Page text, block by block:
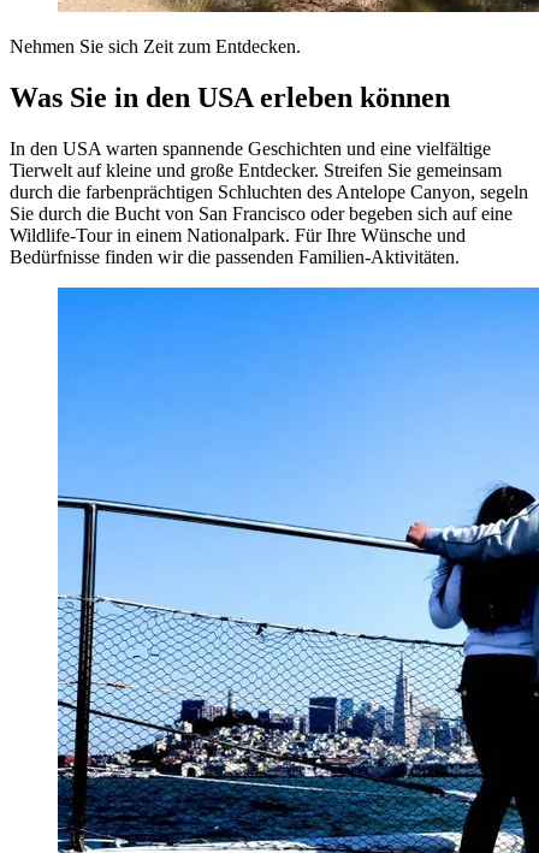
Nehmen Sie sich Zeit zum Entdecken.
Was Sie in den USA erleben können
In den USA warten spannende Geschichten und eine vielfältige
Tierwelt auf kleine und große Entdecker. Streifen Sie gemeinsam
durch die farbenprächtigen Schluchten des Antelope Canyon, segeln
Sie durch die Bucht von San Francisco oder begeben sich auf eine
Wildlife-Tour in einem Nationalpark. Für Ihre Wünsche und
Bedürfnisse finden wir die passenden Familien-Aktivitäten.